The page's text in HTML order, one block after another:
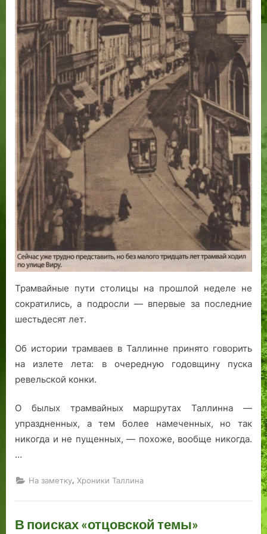
Трамвайные пути столицы на прошлой неделе не
сократились, а подросли — впервые за последние
шестьдесят лет.
Об истории трамваев в Таллинне принято говорить
на излете лета: в очередную годовщину пуска
ревельской конки.
О былых трамвайных маршрутах Таллинна —
упраздненных, а тем более намеченных, но так
никогда и не пущенных, — похоже, вообще никогда.
…
На заметку, Хроники Таллина
В поисках «отцовской темы»